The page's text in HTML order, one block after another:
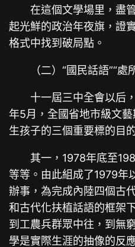
在這個文學場里，盡
起光鮮的政治年夜旗，證
格式中找到破局點。
（二）“國民話語”“
十一屆三中全會以后
年5月，全國省地市級文
生孩子的三個重要標的目
其一，1978年底至
等等。由此組成了1979年
辦事，為完成內陸四個古
和古代化扶植話語的框架
到工農兵群眾中往，到無
學是實際生涯的抽像的反